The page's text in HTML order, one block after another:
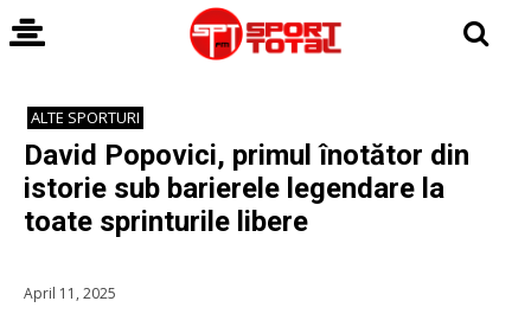
ALTE SPORTURI
David Popovici, primul înotător din
istorie sub barierele legendare la
toate sprinturile libere
April 11, 2025